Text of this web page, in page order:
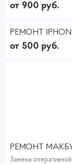
от 900 руб.
РЕМОНТ
от 500 руб.
РЕМОНТ
Замена оперативной